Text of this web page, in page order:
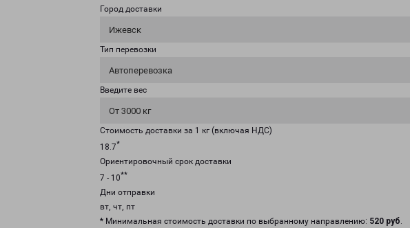
Город доставки
Ижевск
Тип перевозки
Автоперевозка
Введите вес
От 3000 кг
Стоимость доставки за 1 кг (включая НДС)
18.7*
Ориентировочный срок доставки
7 - 10**
Дни отправки
вт, чт, пт
* Минимальная стоимость доставки по выбранному направлению: 520 руб.